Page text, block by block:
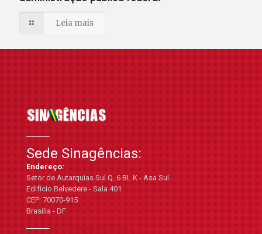
Leia mais
Sede Sinagências:
Endereço:
Setor de Autarquias Sul Q. 6 BL K - Asa Sul
Edifício Belvedere - Sala 401
CEP: 70070-915
Brasília - DF